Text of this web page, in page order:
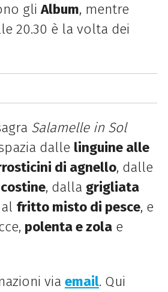
gliAlbum, mentre
20.30 è la volta dei
Salamelle in Sol
dalle linguine alle
di agnello, dalle
costine, dalla grigliata
fritto misto di pesce, e
polenta e zolae
via email. Qui